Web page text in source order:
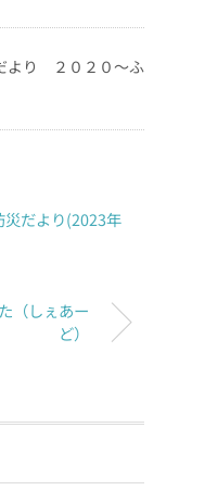
より ２０２０～ふ
だより(2023年
（しぇあー
ど）